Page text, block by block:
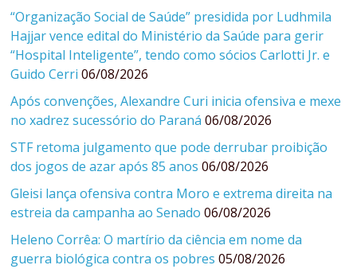
“Organização Social de Saúde” presidida por Ludhmila
Hajjar vence edital do Ministério da Saúde para gerir
“Hospital Inteligente”, tendo como sócios Carlotti Jr. e
Guido Cerri 06/08/2026
Após convenções, Alexandre Curi inicia ofensiva e mexe
no xadrez sucessório do Paraná 06/08/2026
STF retoma julgamento que pode derrubar proibição
dos jogos de azar após 85 anos 06/08/2026
Gleisi lança ofensiva contra Moro e extrema direita na
estreia da campanha ao Senado 06/08/2026
Heleno Corrêa: O martírio da ciência em nome da
guerra biológica contra os pobres 05/08/2026